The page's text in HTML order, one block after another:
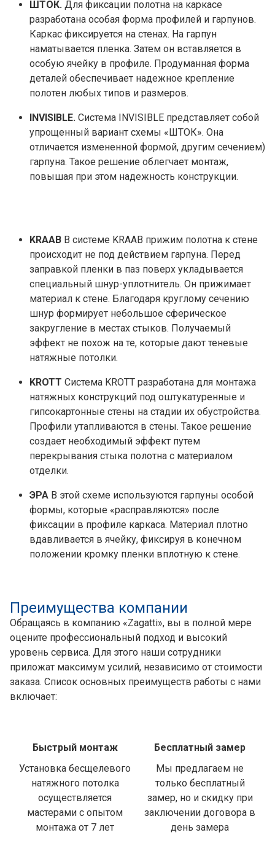
ШТОК. Для фиксации полотна на каркасе
разработана особая форма профилей и гарпунов.
Каркас фиксируется на стенах. На гарпун
наматывается пленка. Затем он вставляется в
особую ячейку в профиле. Продуманная форма
деталей обеспечивает надежное крепление
полотен любых типов и размеров.
INVISIBLE. Система INVISIBLE представляет собой
упрощенный вариант схемы «ШТОК». Она
отличается измененной формой, другим сечением)
гарпуна. Такое решение облегчает монтаж,
повышая при этом надежность конструкции.
KRAAB В системе KRAAB прижим полотна к стене
происходит не под действием гарпуна. Перед
заправкой пленки в паз поверх укладывается
специальный шнур-уплотнитель. Он прижимает
материал к стене. Благодаря круглому сечению
шнур формирует небольшое сферическое
закругление в местах стыков. Получаемый
эффект не похож на те, которые дают теневые
натяжные потолки.
KROTT Система KROTT разработана для монтажа
натяжных конструкций под оштукатуренные и
гипсокартонные стены на стадии их обустройства.
Профили утапливаются в стены. Такое решение
создает необходимый эффект путем
перекрывания стыка полотна с материалом
отделки.
ЭРА В этой схеме используются гарпуны особой
формы, которые «расправляются» после
фиксации в профиле каркаса. Материал плотно
вдавливается в ячейку, фиксируя в конечном
положении кромку пленки вплотную к стене.
Преимущества компании
Обращаясь в компанию «Zagatti», вы в полной мере
оцените профессиональный подход и высокий
уровень сервиса. Для этого наши сотрудники
приложат максимум усилий, независимо от стоимости
заказа. Список основных преимуществ работы с нами
включает:
Быстрый монтаж
Установка бесщелевого
натяжного потолка
осуществляется
мастерами с опытом
монтажа от 7 лет
Бесплатный замер
Мы предлагаем не
только бесплатный
замер, но и скидку при
заключении договора в
день замера